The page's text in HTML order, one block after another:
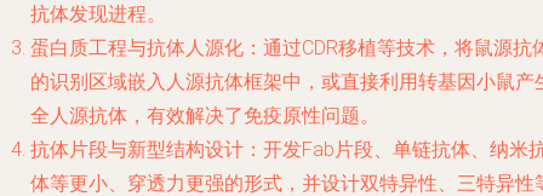
抗体发现进程。
蛋白质工程与抗体人源化 ：通过CDR移植等技术，将鼠源抗
的识别区域嵌入人源抗体框架中，或直接利用转基因小鼠产
全人源抗体，有效解决了免疫原性问题。
抗体片段与新型结构设计 ：开发Fab片段、单链抗体、纳米
体等更小、穿透力更强的形式，并设计双特异性、三特异性